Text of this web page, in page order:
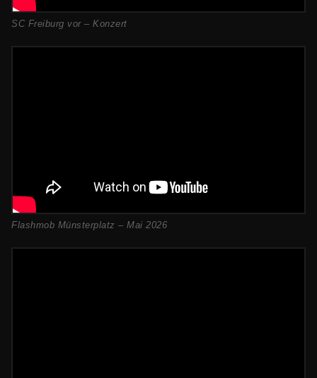
SC Freiburg vor – Konzert
Flashmob Münsterplatz – Mai 2026